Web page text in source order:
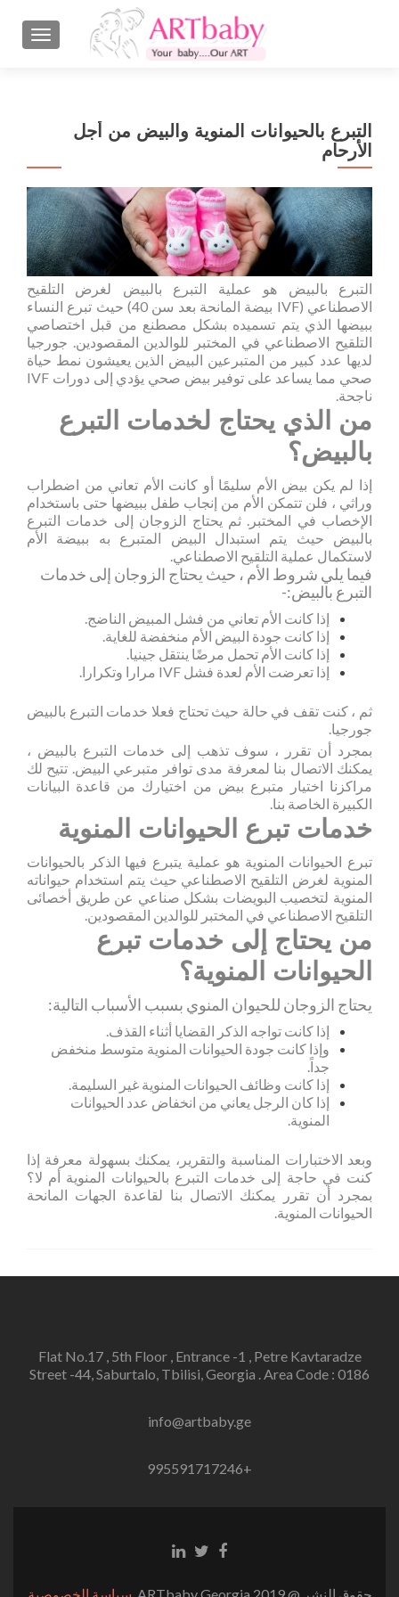
التبرع بالحيوانات المنوية والبيض من أجل
الأرحام
التبرع بالبيض هو عملية التبرع بالبيض لغرض التلقيح
الاصطناعي (IVF بيضة المانحة بعد سن 40) حيث تبرع النساء
ببيضها الذي يتم تسميده بشكل مصطنع من قبل اختصاصي
التلقيح الاصطناعي في المختبر للوالدين المقصودين. جورجيا
لديها عدد كبير من المتبرعين البيض الذين يعيشون نمط حياة
صحي مما يساعد على توفير بيض صحي يؤدي إلى دورات IVF
ناجحة.
من الذي يحتاج لخدمات التبرع
بالبيض؟
إذا لم يكن بيض الأم سليمًا أو كانت الأم تعاني من اضطراب
وراثي ، فلن تتمكن الأم من إنجاب طفل ببيضها حتى باستخدام
الإخصاب في المختبر. ثم يحتاج الزوجان إلى خدمات التبرع
بالبيض حيث يتم استبدال البيض المتبرع به ببيضة الأم
لاستكمال عملية التلقيح الاصطناعي.
فيما يلي شروط الأم ، حيث يحتاج الزوجان إلى خدمات
التبرع بالبيض:-
إذا كانت الأم تعاني من فشل المبيض الناضج.
إذا كانت جودة البيض الأم منخفضة للغاية.
إذا كانت الأم تحمل مرضًا ينتقل جينيا.
إذا تعرضت الأم لعدة فشل IVF مرارا وتكرارا.
ثم ، كنت تقف في حالة حيث تحتاج فعلا خدمات التبرع بالبيض
جورجيا.
بمجرد أن تقرر ، سوف تذهب إلى خدمات التبرع بالبيض ،
يمكنك الاتصال بنا لمعرفة مدى توافر متبرعي البيض. تتيح لك
مراكزنا اختيار متبرع بيض من اختيارك من قاعدة البيانات
الكبيرة الخاصة بنا.
خدمات تبرع الحيوانات المنوية
تبرع الحيوانات المنوية هو عملية يتبرع فيها الذكر بالحيوانات
المنوية لغرض التلقيح الاصطناعي حيث يتم استخدام حيواناته
المنوية لتخصيب البويضات بشكل صناعي عن طريق أخصائى
التلقيح الاصطناعي في المختبر للوالدين المقصودين.
من يحتاج إلى خدمات تبرع
الحيوانات المنوية؟
يحتاج الزوجان للحيوان المنوي بسبب الأسباب التالية:
إذا كانت تواجه الذكر القضايا أثناء القذف.
وإذا كانت جودة الحيوانات المنوية متوسط منخفض
جداً.
إذا كانت وظائف الحيوانات المنوية غير السليمة.
إذا كان الرجل يعاني من انخفاض عدد الحيوانات
المنوية.
وبعد الاختبارات المناسبة والتقرير، يمكنك بسهولة معرفة إذا
كنت في حاجة إلى خدمات التبرع بالحيوانات المنوية أم لا؟
بمجرد أن تقرر يمكنك الاتصال بنا لقاعدة الجهات المانحة
الحيوانات المنوية.
Flat No.17 , 5th Floor , Entrance -1 , Petre Kavtaradze
Street -44, Saburtalo, Tbilisi, Georgia . Area Code : 0186
info@artbaby.ge
+995591717246
Facebook
Twitter
Linkedin